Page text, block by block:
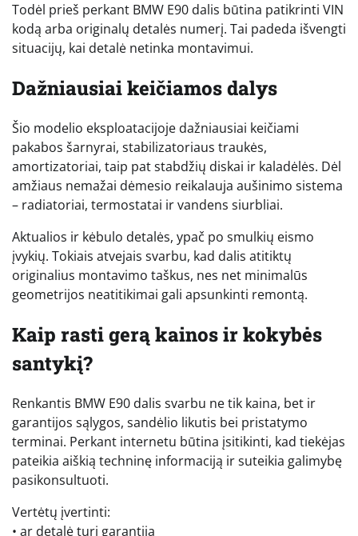
Todėl prieš perkant BMW E90 dalis būtina patikrinti VIN
kodą arba originalų detalės numerį. Tai padeda išvengti
situacijų, kai detalė netinka montavimui.
Dažniausiai keičiamos dalys
Šio modelio eksploatacijoje dažniausiai keičiami
pakabos šarnyrai, stabilizatoriaus traukės,
amortizatoriai, taip pat stabdžių diskai ir kaladėlės. Dėl
amžiaus nemažai dėmesio reikalauja aušinimo sistema
– radiatoriai, termostatai ir vandens siurbliai.
Aktualios ir kėbulo detalės, ypač po smulkių eismo
įvykių. Tokiais atvejais svarbu, kad dalis atitiktų
originalius montavimo taškus, nes net minimalūs
geometrijos neatitikimai gali apsunkinti remontą.
Kaip rasti gerą kainos ir kokybės
santykį?
Renkantis BMW E90 dalis svarbu ne tik kaina, bet ir
garantijos sąlygos, sandėlio likutis bei pristatymo
terminai. Perkant internetu būtina įsitikinti, kad tiekėjas
pateikia aiškią techninę informaciją ir suteikia galimybę
pasikonsultuoti.
Vertėtų įvertinti:
• ar detalė turi garantiją